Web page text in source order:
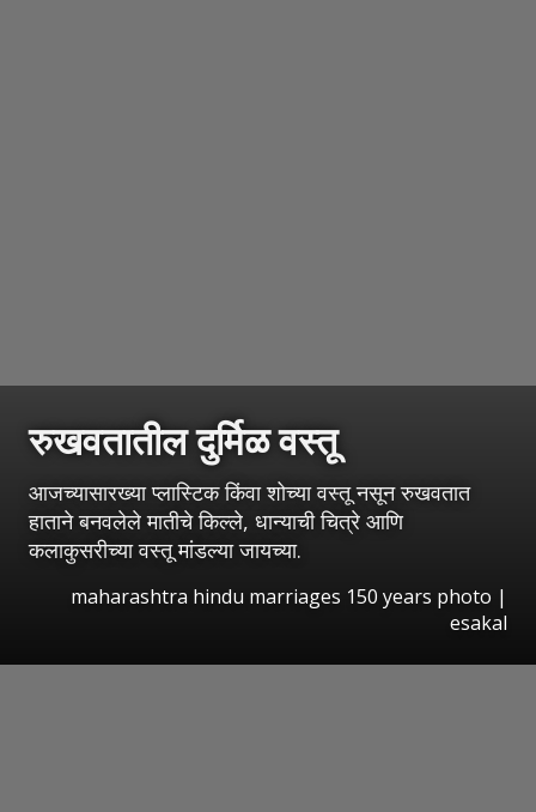
रुखवतातील दुर्मिळ वस्तू
आजच्यासारख्या प्लास्टिक किंवा शोच्या वस्तू नसून रुखवतात
हाताने बनवलेले मातीचे किल्ले, धान्याची चित्रे आणि
कलाकुसरीच्या वस्तू मांडल्या जायच्या.
maharashtra hindu marriages 150 years photo |
esakal